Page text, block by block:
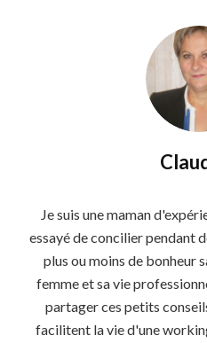
Je suis une maman
essayé de concilier pendant
plus ou moins de bonheur
femme et sa vie
partager ces petits
facilitent la vie d'une